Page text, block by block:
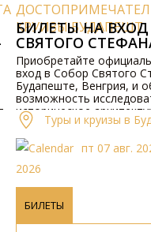
КРУИЗЫ БУДАПЕШТ
БИЛЕТЫ НА ВХОД
СВЯТОГО СТЕФАНА
Приобретайте
вход в Собор Святого
Будапеште, Венгрия, и
возможность исследовать
историческое
получения
о программе и ценах,
посетите наш веб-сайт
нами по телефону.
Туры и круизы в
пт 07 авг. 2026
2026
БИЛЕТЫ